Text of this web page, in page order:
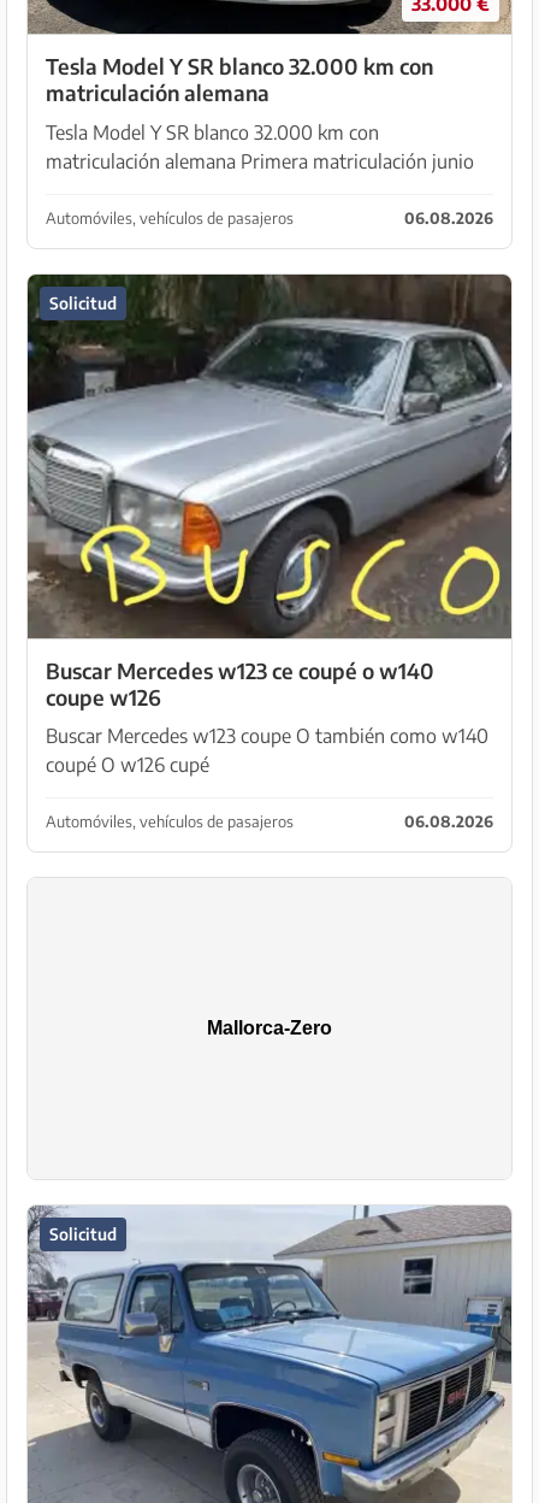
Tesla Model Y SR blanco 32.000 km con
matriculación alemana
Tesla Model Y SR blanco 32.000 km con
matriculación alemana Primera matriculación junio
batería hasta 29.6.2031 Interior blanco
Automóviles, vehículos de pasajeros 06.08.2026
Solicitud
Buscar Mercedes w123 ce coupé o w140
coupe w126
Buscar Mercedes w123 coupe O también como w140
coupé O w126 cupé
Automóviles, vehículos de pasajeros 06.08.2026
Solicitud